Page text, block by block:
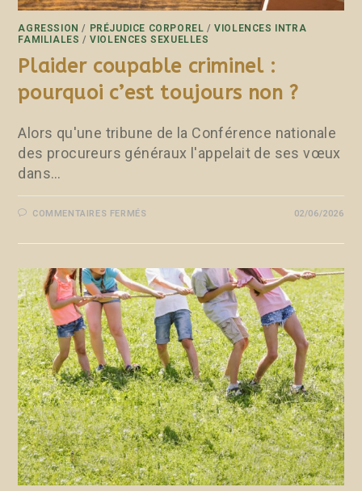
AGRESSION / PRÉJUDICE CORPOREL /VIOLENCES INTRA
FAMILIALES /VIOLENCES SEXUELLES
Plaider coupable criminel :
pourquoi c’est toujours non ?
Alors qu'une tribune de la Conférence nationale
des procureurs généraux l'appelait de ses vœux
dans…
COMMENTAIRES FERMÉS 02/06/2026